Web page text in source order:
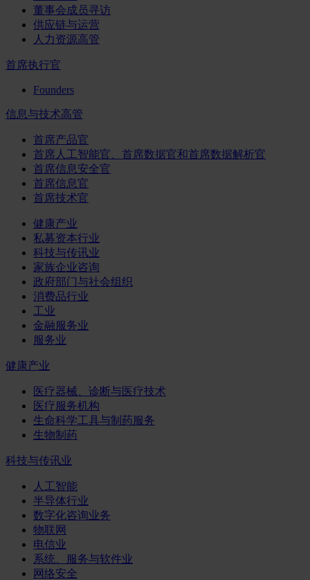
董事会成员寻访
供应链与运营
人力资源高管
首席执行官
Founders
信息与技术高管
首席产品官
首席人工智能官、首席数据官和首席数据解析官
首席信息安全官
首席信息官
首席技术官
健康产业
私募资本行业
科技与传讯业
家族企业咨询
政府部门与社会组织
消费品行业
工业
金融服务业
服务业
健康产业
医疗器械、诊断与医疗技术
医疗服务机构
生命科学工具与制药服务
生物制药
科技与传讯业
人工智能
半导体行业
数字化咨询业务
物联网
电信业
系统、服务与软件业
网络安全